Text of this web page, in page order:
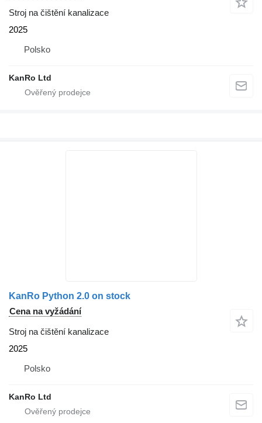
Stroj na čištění kanalizace
2025
Polsko
KanRo Ltd
KanRo Python 2.0 on stock
Cena na vyžádání
Stroj na čištění kanalizace
2025
Polsko
KanRo Ltd